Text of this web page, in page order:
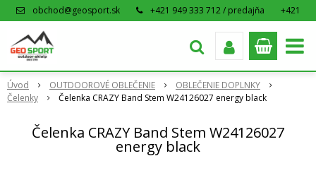
obchod@geosport.sk +421 949 333 712 / predajňa
+421
Úvod OUTDOOROVÉ OBLEČENIE
OBLEČENIE DOPLNKY
Čelenky
Čelenka CRAZY Band Stem W24126027 energy black
Čelenka CRAZY Band Stem W24126027
energy black